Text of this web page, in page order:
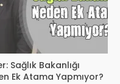
Sağlık Bakanlığı
Ek Atama Yapmıyor?